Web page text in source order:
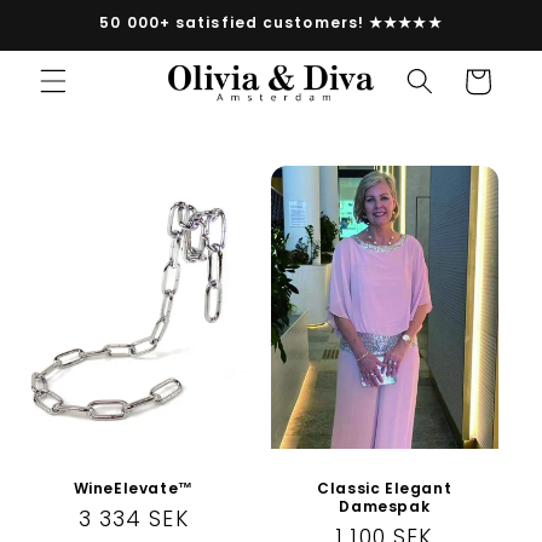
vidare
innehåll
50 000+ satisfied customers! ★★★★★
Varukorg
WineElevate™
Ordinarie
3 334 SEK
Classic Elegant
Damespak